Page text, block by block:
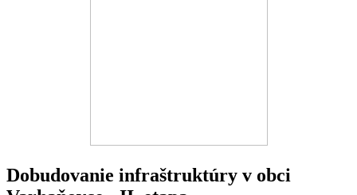
Dobudovanie infraštruktúry v obci